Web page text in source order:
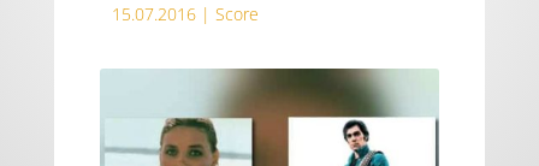
15.07.2016 | Score